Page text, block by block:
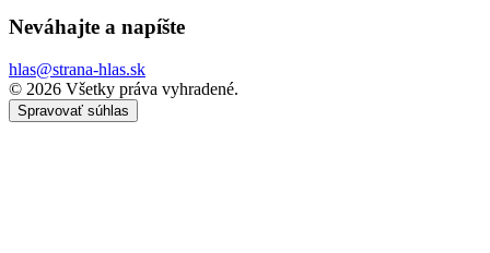
Neváhajte a napíšte
hlas@strana-hlas.sk
©️ 2026 Všetky práva vyhradené.
Spravovať súhlas